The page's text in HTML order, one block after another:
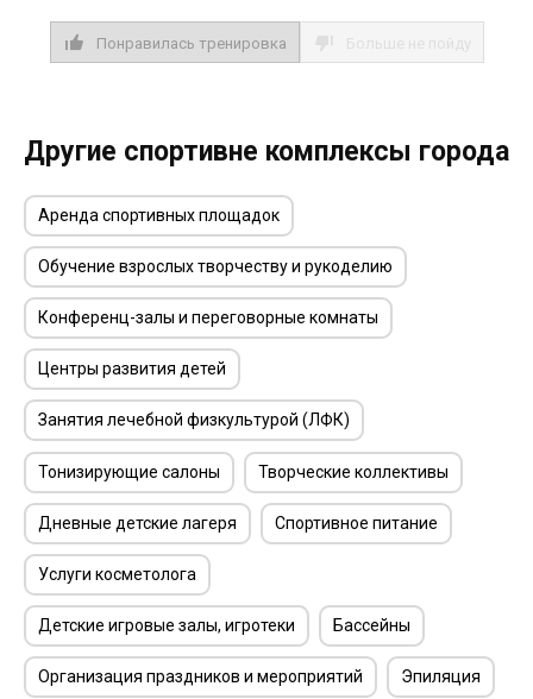
Понравилась тренировка
Другие спортивне комплексы города
Аренда спортивных площадок
Обучение взрослых творчеству и рукоделию
Конференц-залы и переговорные комнаты
Центры развития детей
Занятия лечебной физкультурой (ЛФК)
Тонизирующие салоны Творческие коллективы
Дневные детские лагеря Спортивное питание
Услуги косметолога
Детские игровые залы, игротеки Бассейны
Организация праздников и мероприятий Эпиляция